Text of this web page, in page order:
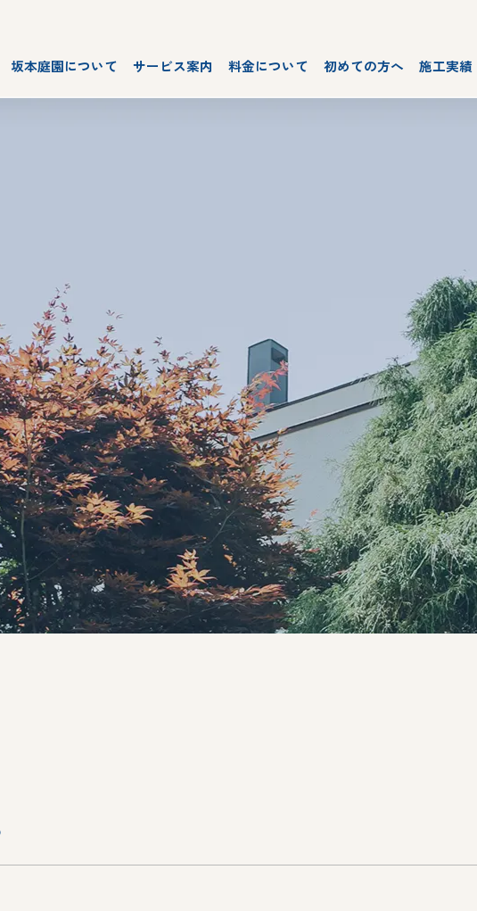
坂本庭園について サービス案内 料金について 初めての方へ 施工実績